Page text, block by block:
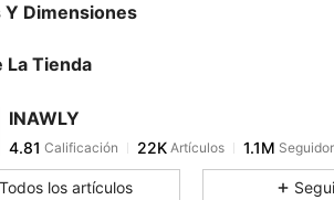
Y Dimensiones
La Tienda
INAWLY
4.81
4.81
r***7pagó Hace 11 horas
Todos los artículos